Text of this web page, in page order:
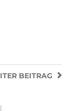
BEITRAG